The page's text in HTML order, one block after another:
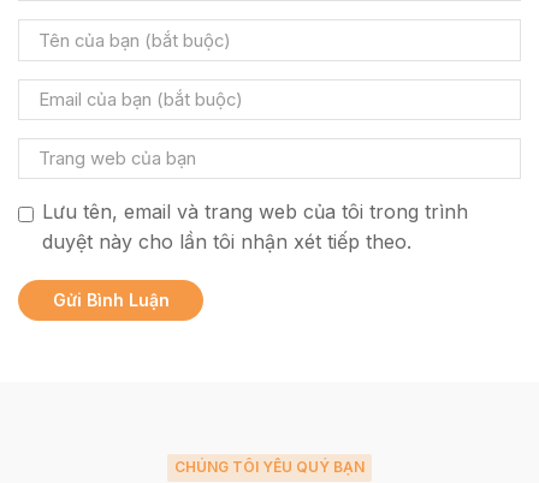
Lưu tên, email và trang web của tôi trong trình
duyệt này cho lần tôi nhận xét tiếp theo.
CHÚNG TÔI YÊU QUÝ BẠN